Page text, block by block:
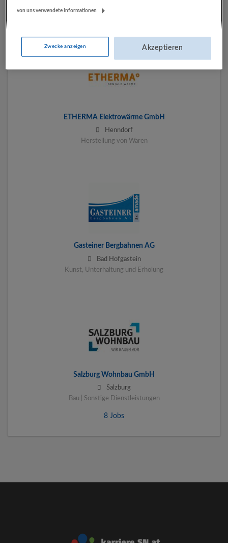
ETHERMA Elektrowärme GmbH
Henndorf
Herstellung von Waren
Gasteiner Bergbahnen AG
Bad Hofgastein
Kunst, Unterhaltung und Erholung
Salzburg Wohnbau GmbH
Salzburg
Bau | Sonstige Dienstleistungen
8 Jobs
von uns verwendete Informationen
Zwecke anzeigen Akzeptieren